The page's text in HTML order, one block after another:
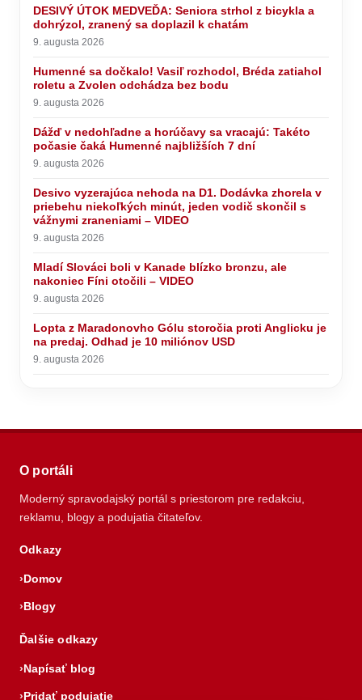
DESIVÝ ÚTOK MEDVEĎA: Seniora strhol z bicykla a
dohrýzol, zranený sa doplazil k chatám
9. augusta 2026
Humenné sa dočkalo! Vasiľ rozhodol, Bréda zatiahol
roletu a Zvolen odchádza bez bodu
9. augusta 2026
Dážď v nedohľadne a horúčavy sa vracajú: Takéto
počasie čaká Humenné najbližších 7 dní
9. augusta 2026
Desivo vyzerajúca nehoda na D1. Dodávka zhorela v
priebehu niekoľkých minút, jeden vodič skončil s
vážnymi zraneniami – VIDEO
9. augusta 2026
Mladí Slováci boli v Kanade blízko bronzu, ale
nakoniec Fíni otočili – VIDEO
9. augusta 2026
Lopta z Maradonovho Gólu storočia proti Anglicku je
na predaj. Odhad je 10 miliónov USD
9. augusta 2026
O portáli
Moderný spravodajský portál s priestorom pre redakciu,
reklamu, blogy a podujatia čitateľov.
Odkazy
Domov
Blogy
Ďalšie odkazy
Napísať blog
Pridať podujatie